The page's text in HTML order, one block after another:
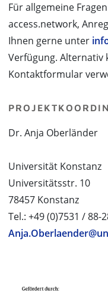
Für allgemeine
access.network,
Ihnen gerne unter
Verfügung. Alternativ
Kontaktformular
Dr. Anja Oberländer
Universität Konstanz
Universitätsstr. 10
78457 Konstanz
Tel.: +49 (0)7531 / 88-